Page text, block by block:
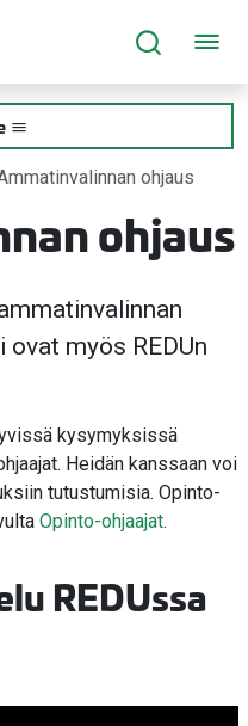
ohjaus
ohjaus
myös REDUn
kysymyksissä
Heidän kanssaan voi
tutustumisia. Opinto-
Opinto-ohjaajat.
REDUssa